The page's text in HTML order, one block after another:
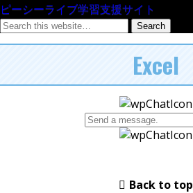
ピーシーライブ学習支援サイト
Excel
Back to top